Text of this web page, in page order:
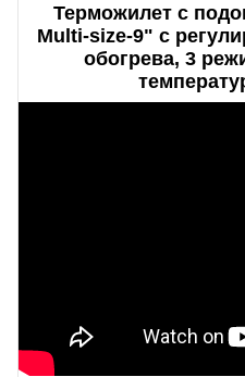
Терможилет с
Multi-size-9" с
обогрева, 3